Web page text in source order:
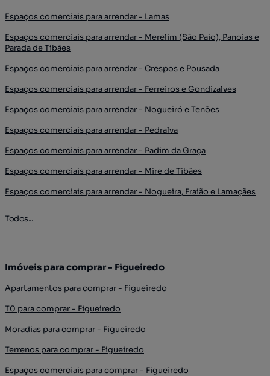
Espaços comerciais para arrendar - Lamas
Espaços comerciais para arrendar - Merelim (São Paio), Panoias e
Parada de Tibães
Espaços comerciais para arrendar - Crespos e Pousada
Espaços comerciais para arrendar - Ferreiros e Gondizalves
Espaços comerciais para arrendar - Nogueiró e Tenões
Espaços comerciais para arrendar - Pedralva
Espaços comerciais para arrendar - Padim da Graça
Espaços comerciais para arrendar - Mire de Tibães
Espaços comerciais para arrendar - Nogueira, Fraião e Lamaçães
Todos...
Imóveis para comprar - Figueiredo
Apartamentos para comprar - Figueiredo
T0 para comprar - Figueiredo
Moradias para comprar - Figueiredo
Terrenos para comprar - Figueiredo
Espaços comerciais para comprar - Figueiredo